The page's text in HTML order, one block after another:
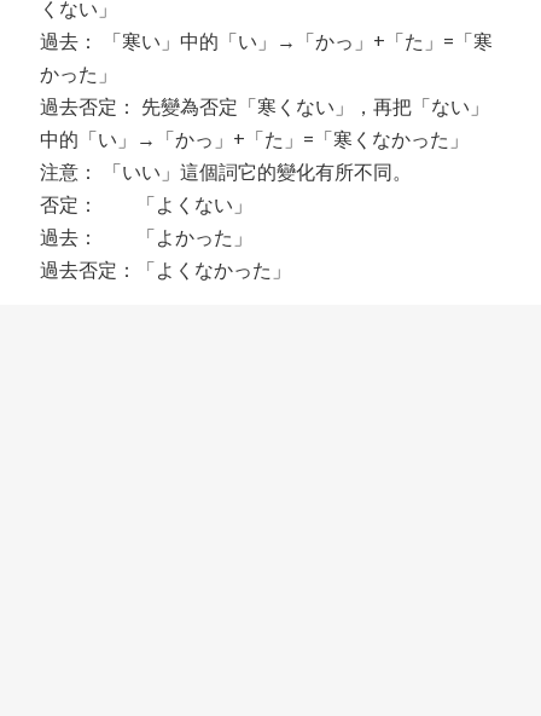
くない」
過去： 「寒い」中的「い」→「かっ」+「た」=「寒
かった」
過去否定： 先變為否定「寒くない」，再把「ない」
中的「い」→「かっ」+「た」=「寒くなかった」
注意： 「いい」這個詞它的變化有所不同。
否定： 「よくない」
過去： 「よかった」
過去否定：「よくなかった」